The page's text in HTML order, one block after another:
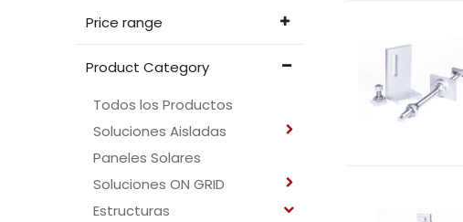
Price range
Product Category
Todos los Productos
Soluciones Aisladas
Paneles Solares
Soluciones ON GRID
Estructuras